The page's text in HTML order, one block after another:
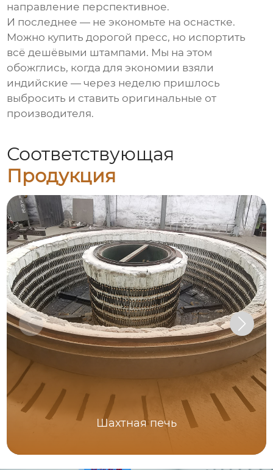
направление перспективное.
И последнее — не экономьте на оснастке.
Можно купить дорогой пресс, но испортить
всё дешёвыми штампами. Мы на этом
обожглись, когда для экономии взяли
индийские — через неделю пришлось
выбросить и ставить оригинальные от
производителя.
Соответствующая
Продукция
Шахтная печь